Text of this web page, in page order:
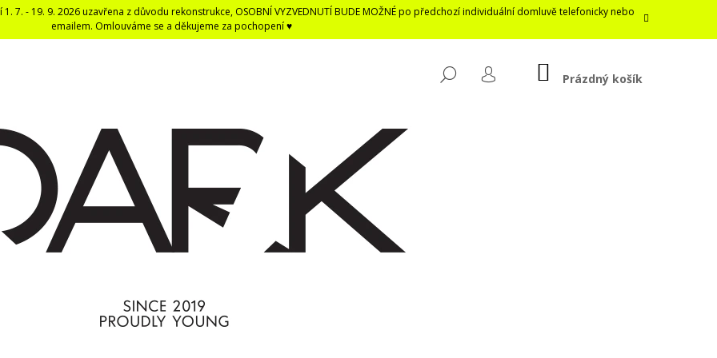
7. - 19. 9. 2026 uzavřena z důvodu rekonstrukce, OSOBNÍ VYZVEDNUTÍ BUDE MOŽNÉ po předchozí individuální domluvě telefonicky nebo
emailem. Omlouváme se a děkujeme za pochopení ♥
HLEDAT
PŘIHLÁŠENÍ
NÁKUPNÍ
KOŠÍK
Prázdný košík
HLEDAT
DOPORUČUJEME